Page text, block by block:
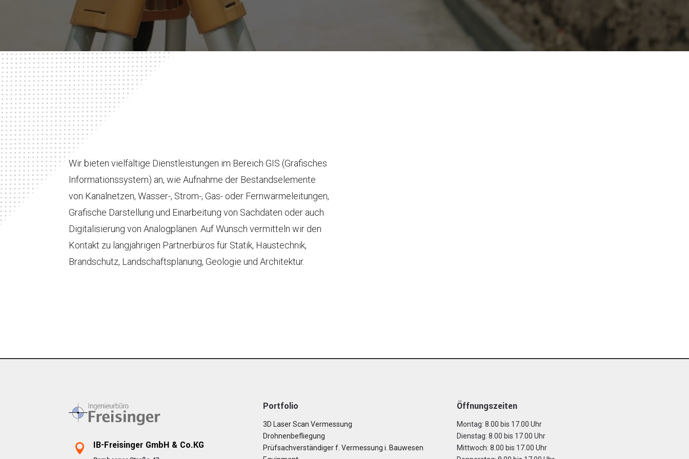
Wir bieten vielfältige Dienstleistungen im Bereich GIS (Grafisches
Informationssystem) an, wie Aufnahme der Bestandselemente
von Kanalnetzen, Wasser-, Strom-, Gas- oder Fernwärmeleitungen,
Grafische Darstellung und Einarbeitung von Sachdaten oder auch
Digitalisierung von Analogplänen. Auf Wunsch vermitteln wir den
Kontakt zu langjährigen Partnerbüros für Statik, Haustechnik,
Brandschutz, Landschaftsplanung, Geologie und Architektur.
 IB-Freisinger GmbH & Co.KG
Portfolio
3D Laser Scan Vermessung
Drohnenbefliegung
Prüfsachverständiger f. Vermessung i. Bauwesen
Öffnungszeiten
Montag: 8.00 bis 17.00 Uhr
Dienstag: 8.00 bis 17.00 Uhr
Mittwoch: 8.00 bis 17.00 Uhr